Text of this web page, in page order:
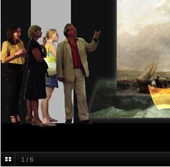
Simulação de conteúdos
1 / 6